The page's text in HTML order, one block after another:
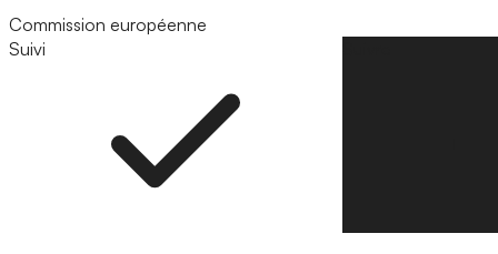
Commission européenne
Suivi